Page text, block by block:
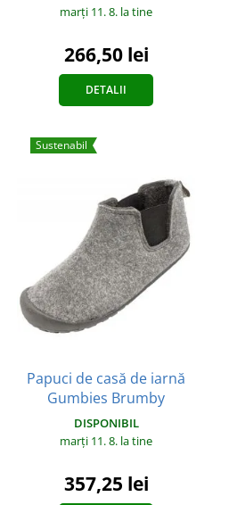
marți 11. 8. la tine
266,50 lei
DETALII
Sustenabil
Papuci de casă de iarnă
Gumbies Brumby
DISPONIBIL
marți 11. 8. la tine
357,25 lei